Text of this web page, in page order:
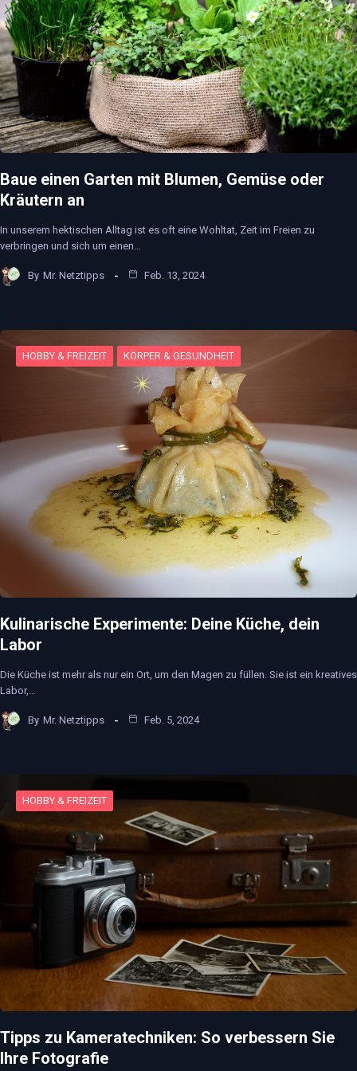
Baue einen Garten mit Blumen, Gemüse oder
Kräutern an
In unserem hektischen Alltag ist es oft eine Wohltat, Zeit im Freien zu
verbringen und sich um einen…
By Mr. Netztipps Feb. 13, 2024
HOBBY & FREIZEIT KÖRPER & GESUNDHEIT
Kulinarische Experimente: Deine Küche, dein
Labor
Die Küche ist mehr als nur ein Ort, um den Magen zu füllen. Sie ist ein kreatives
Labor,…
By Mr. Netztipps Feb. 5, 2024
HOBBY & FREIZEIT
Tipps zu Kameratechniken: So verbessern Sie
Ihre Fotografie